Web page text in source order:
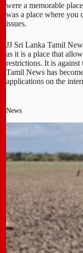
were a memorable
was a place where you
issues.
JJ Sri Lanka Tamil
as it is a place that
restrictions. It is
Tamil News has
applications on the
News